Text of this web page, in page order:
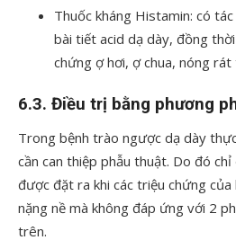
Thuốc kháng Histamin: có
bài tiết acid dạ dày, đồng
chứng ợ hơi, ợ chua, nóng
6.3. Điều trị bằng phương
Trong bệnh trào ngược dạ dày
cần can thiệp phẫu thuật. Do đó
được đặt ra khi các triệu chứng của
nặng nề mà không đáp ứng với 2
trên.